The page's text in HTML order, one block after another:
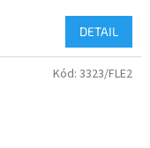
DETAIL
Kód: 3323/FLE2